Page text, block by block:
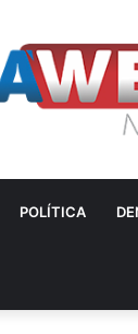
POLÍTICA